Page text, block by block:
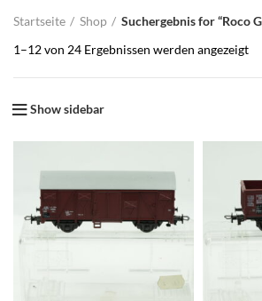
Startseite Shop
Suchergebnis for “Roco
1–12 von 24 Ergebnissen werden angezeigt
Show sidebar